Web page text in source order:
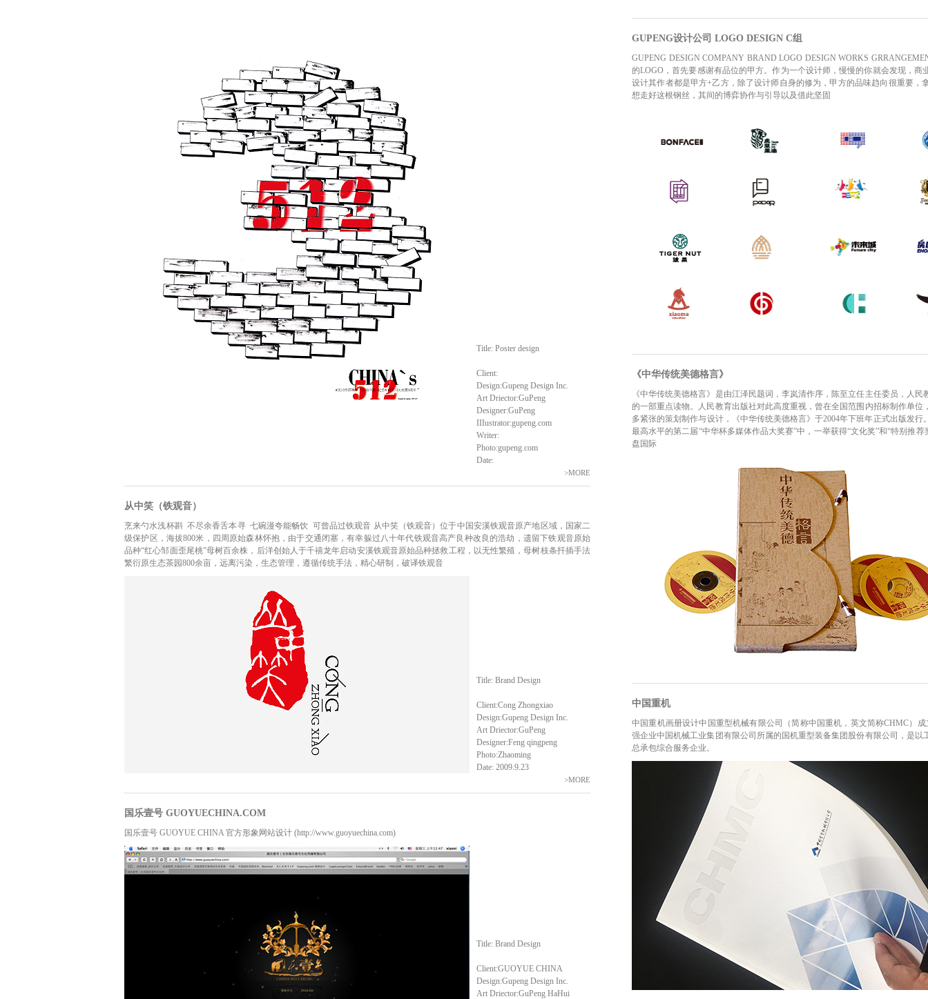
GUPENG设计公司 LOGO DESIGN C组
GUPENG DESIGN COMPANY BRAND LOGO DESIGN WORKS
的LOGO，首先要感谢有品位的甲方。作为一个设计师，慢慢的你就会发现，
设计其作者都是甲方+乙方，除了设计师自身的修为，甲方的品味趋向很重要，
想走好这根钢丝，其间的博弈协作与引导以及借此坚固
《中华传统美德格言》
《中华传统美德格言》是由江泽民题词，李岚清作序，陈至立任主任委员，人
的一部重点读物。人民教育出版社对此高度重视，曾在全国范围内招标制作单
多紧张的策划制作与设计，《中华传统美德格言》于2004年下班年正式出版发
最高水平的第二届“中华杯多媒体作品大奖赛”中，一举获得“文化奖”和“特别推
盘国际
中国重机
中国重机画册设计中国重型机械有限公司（简称中国重机，英文简称CHMC）
强企业中国机械工业集团有限公司所属的国机重型装备集团股份有限公司，是
总承包综合服务企业。
Title: Poster design
Client:
Design:Gupeng Design Inc.
Art Driector:GuPeng
Designer:GuPeng
IIIustrator:gupeng.com
Writer:
Photo:gupeng.com
Date:
>MORE
从中笑（铁观音）
烹来勺水浅杯斟 不尽余香舌本寻 七碗漫夸能畅饮 可曾品过铁观音 从中笑（铁观音）位于中国安溪铁观音原产地区域，国家二
级保护区，海拔800米，四周原始森林怀抱，由于交通闭塞，有幸躲过八十年代铁观音高产良种改良的浩劫，遗留下铁观音原始
品种“红心邹面歪尾桃”母树百余株，后洋创始人于千禧龙年启动安溪铁观音原始品种拯救工程，以无性繁殖，母树枝条扦插手法
繁衍原生态茶园800余亩，远离污染，生态管理，遵循传统手法，精心研制，破译铁观音
Title: Brand Design
Client:Cong Zhongxiao
Design:Gupeng Design Inc.
Art Driector:GuPeng
Designer:Feng qingpeng
Photo:Zhaoming
Date: 2009.9.23
>MORE
国乐壹号 GUOYUECHINA.COM
国乐壹号 GUOYUE CHINA 官方形象网站设计 (http://www.guoyuechina.com)
Title: Brand Design
Client:GUOYUE CHINA
Design:Gupeng Design Inc.
Art Driector:GuPeng HaHui